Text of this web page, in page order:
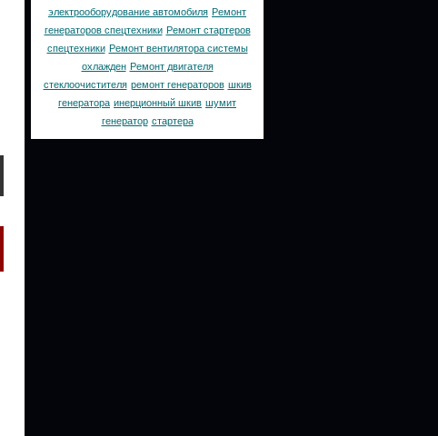
электрооборудование автомобиля Ремонт
генераторов спецтехники Ремонт стартеров
спецтехники Ремонт вентилятора системы
охлажден Ремонт двигателя
стеклоочистителя ремонт генераторов шкив
генератора инерционный шкив шумит
генератор стартера